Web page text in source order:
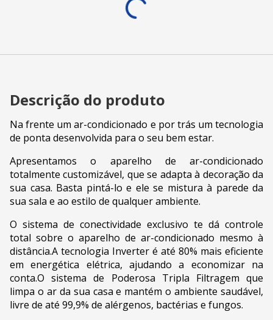
Descrição do produto
Na frente um ar-condicionado e por trás um tecnologia
de ponta desenvolvida para o seu bem estar.
Apresentamos o aparelho de ar-condicionado
totalmente customizável, que se adapta à decoração da
sua casa. Basta pintá-lo e ele se mistura à parede da
sua sala e ao estilo de qualquer ambiente.
O sistema de conectividade exclusivo te dá controle
total sobre o aparelho de ar-condicionado mesmo à
distância.A tecnologia Inverter é até 80% mais eficiente
em energética elétrica, ajudando a economizar na
conta.O sistema de Poderosa Tripla Filtragem que
limpa o ar da sua casa e mantém o ambiente saudável,
livre de até 99,9% de alérgenos, bactérias e fungos.